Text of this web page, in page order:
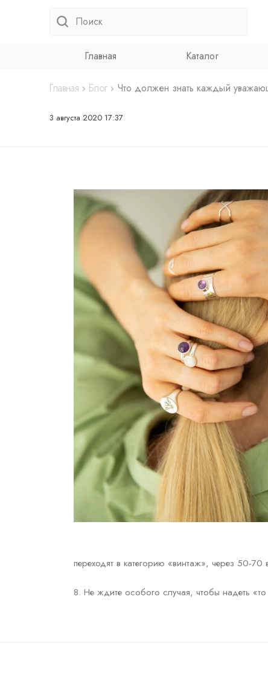
Главная Каталог
Главная Блог Что должен знать каждый
3 августа 2020 17:37
переходят в категорию «винтаж», через 50-70
8. Не ждите особого случая, чтобы надеть